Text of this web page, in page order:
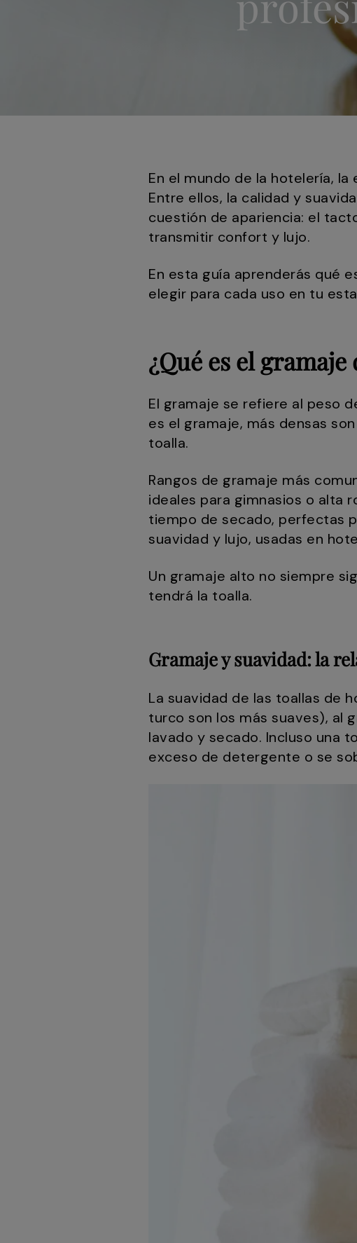
En el mundo de la hotelería,
Entre ellos, la calidad y
cuestión de apariencia: el
transmitir confort y lujo.
En esta guía aprenderás qué
elegir para cada uso en tu
¿Qué es el
El gramaje se refiere al peso
es el gramaje, más densas
toalla.
Rangos de gramaje más
ideales para gimnasios o alta
tiempo de secado, perfectas
suavidad y lujo, usadas en
Un gramaje alto no siempre
tendrá la toalla.
Gramaje y suavidad: la
La suavidad de las toallas de
turco son los más suaves), al
lavado y secado. Incluso una
exceso de detergente o se